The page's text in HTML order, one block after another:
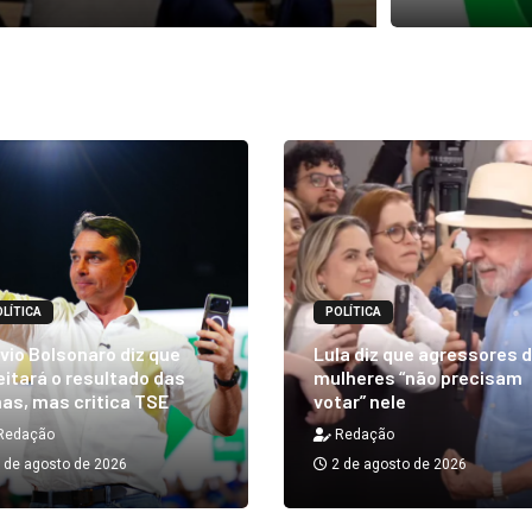
Bolsonaro diz que
o resultado das
mas critica TSE
de agosto de 2026
POLÍTICA
Lula diz que agressores
mulheres “não precisam
votar” nele
Redação
2 de agosto de 2026